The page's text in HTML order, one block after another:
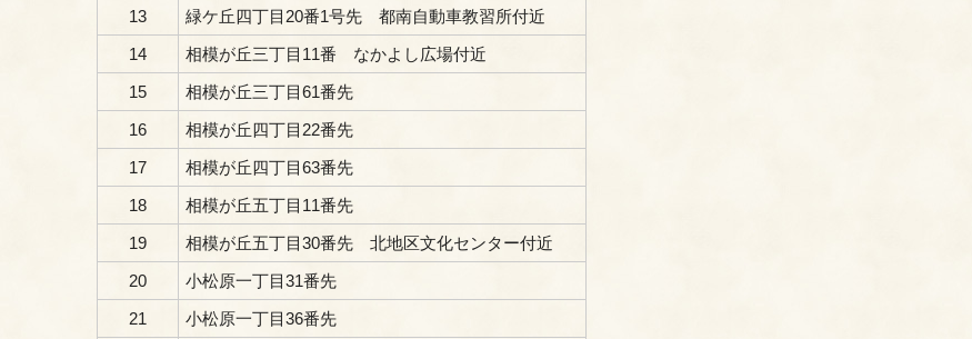
13
緑ケ丘四丁目20番1号先 都南自動車教習所付近
14
相模が丘三丁目11番 なかよし広場付近
15
相模が丘三丁目61番先
16
相模が丘四丁目22番先
17
相模が丘四丁目63番先
18
相模が丘五丁目11番先
19
相模が丘五丁目30番先 北地区文化センター付近
20
小松原一丁目31番先
21
小松原一丁目36番先